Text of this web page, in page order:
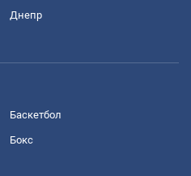
Днепр
Баскетбол
Бокс